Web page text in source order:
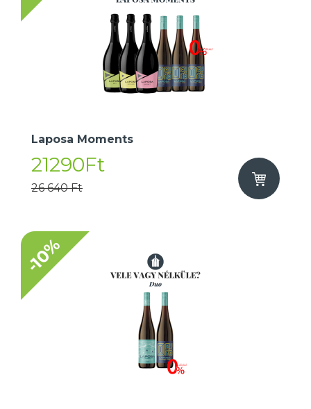
Laposa Moments
21290Ft
26 640 Ft
-10%